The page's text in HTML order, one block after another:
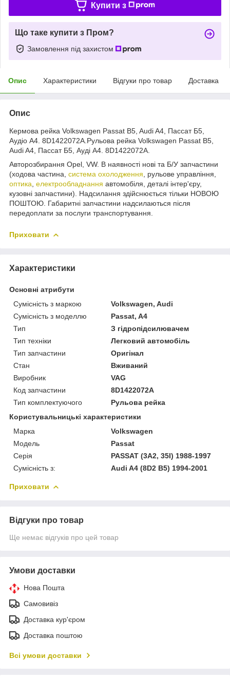
Купити з
Що таке купити з Пром?
Замовлення під захистом
Опис Характеристики Відгуки про товар Доставка
Опис
Кермова рейка Volkswagen Passat B5, Audi A4, Пассат Б5,
Аудіо А4. 8D1422072A.Рульова рейка Volkswagen Passat B5,
Audi A4, Пассат Б5, Ауді А4. 8D1422072A.
Авторозбирання Opel, VW. В наявності нові та Б/У запчастини
(ходова частина, система охолодження , рульове управління,
оптика електрообладнання автомобіля, деталі інтер'єру,
кузовні запчастини). Надсилання здійснюється тільки НОВОЮ
ПОШТОЮ. Габаритні запчастини надсилаються після
передоплати за послуги транспортування.
Приховати
Характеристики
Основні атрибути
Сумісність з маркою
Volkswagen, Audi
Сумісність з моделлю
Passat, A4
Тип
З гідропідсилювачем
Тип техніки
Легковий автомобіль
Тип запчастини
Оригінал
Стан
Вживаний
Виробник
VAG
Код запчастини
8D1422072A
Тип комплектуючого
Рульова рейка
Користувальницькі характеристики
Марка
Volkswagen
Модель
Passat
Серія
PASSAT (3A2, 35I) 1988-1997
Сумісність з:
Audi A4 (8D2 B5) 1994-2001
Приховати
Відгуки про товар
Ще немає відгуків про цей товар
Умови доставки
Нова Пошта
Самовивіз
Доставка кур'єром
Доставка поштою
Всі умови доставки